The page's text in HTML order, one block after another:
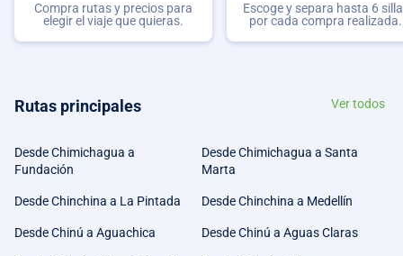
Compra rutas y precios para
elegir el viaje que quieras.
Escoge y separa hasta 6
por cada compra realizada.
Rutas principales Ver todos
Desde Chimichagua a
Fundación
Desde Chimichagua a Santa
Marta
Desde Chinchina a La Pintada Desde Chinchina a Medellín
Desde Chinú a Aguachica Desde Chinú a Aguas Claras